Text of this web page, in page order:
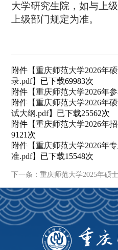
大学研究生院，如与上
上级部门规定为准。
附件【重庆师范大学2026年
录.pdf】已下载69983次
附件【重庆师范大学2026年
附件【重庆师范大学2026年
试大纲.pdf】已下载25562次
附件【重庆师范大学2026年
9121 次
附件【重庆师范大学2026年
准.pdf】已下载15548次
下一条：重庆师范大学2025年硕